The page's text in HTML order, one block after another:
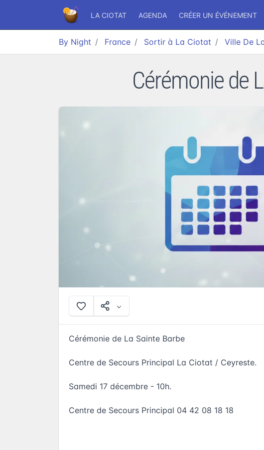
LA CIOTAT AGENDA CRÉER UN ÉVÉNEMENT
By Night France Sortir à La Ciotat Ville De
Cérémonie de
Cérémonie de La Sainte Barbe
Centre de Secours Principal La Ciotat / Ceyreste.
Samedi 17 décembre - 10h.
Centre de Secours Principal 04 42 08 18 18